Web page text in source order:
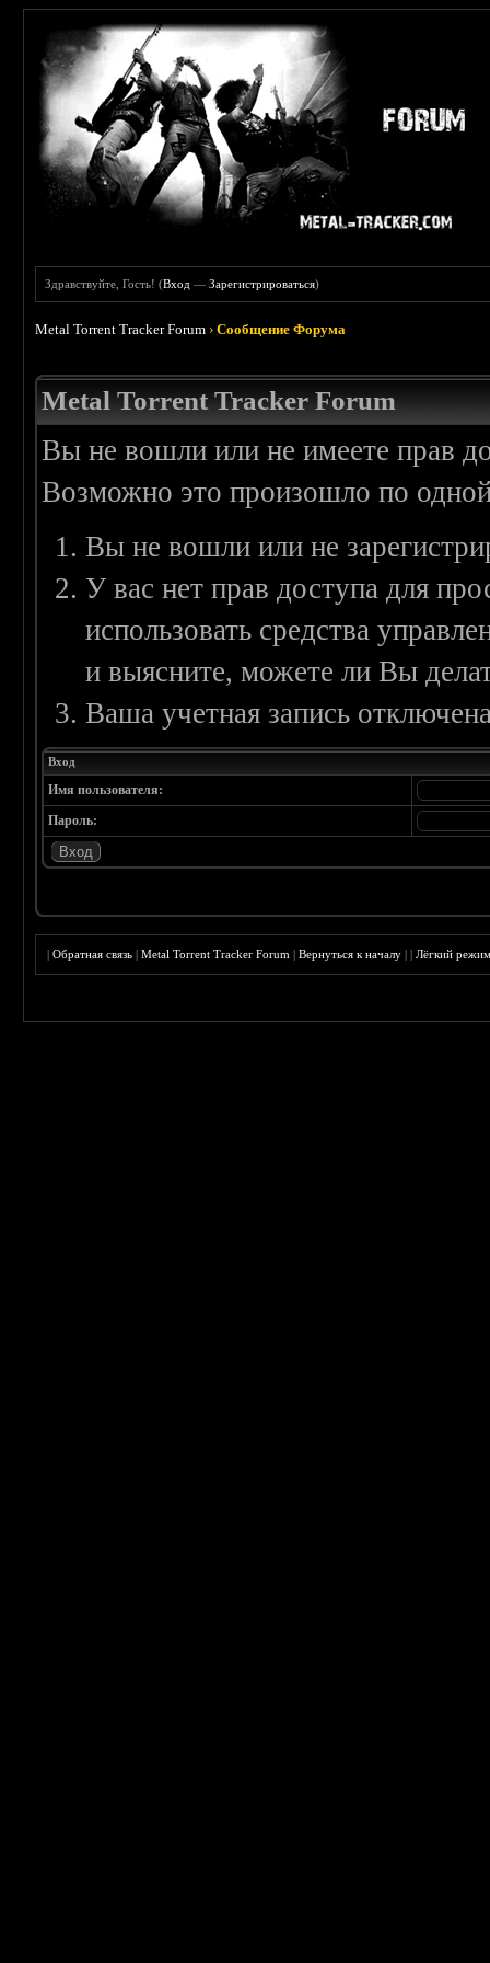
Здравствуйте, Гость! (Вход —Зарегистрироваться)
Metal Torrent Tracker Forum ›Сообщение Форума
Metal Torrent Tracker Forum
Вы не вошли или не имеете прав
Возможно это произошло по
Вы не вошли или не
У вас нет прав доступа для
использовать средства
и выясните, можете ли Вы
Ваша учетная запись
Вход
Имя пользователя:
Пароль:
|Обратная связь |Metal Torrent Tracker Forum |Вернуться к началу ||Лёгкий